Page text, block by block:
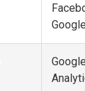
Google
Google